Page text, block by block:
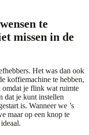
te
missen in de
Het was dan ook
koffiemachine te hebben,
omdat je flink wat ruimte
dat je kunt instellen
is. Wanneer we ’s
maar op een knop te